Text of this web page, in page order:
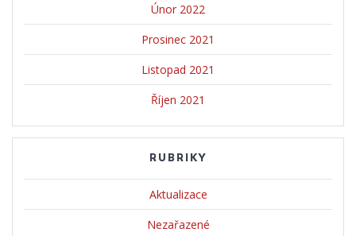
Únor 2022
Prosinec 2021
Listopad 2021
Říjen 2021
RUBRIKY
Aktualizace
Nezařazené